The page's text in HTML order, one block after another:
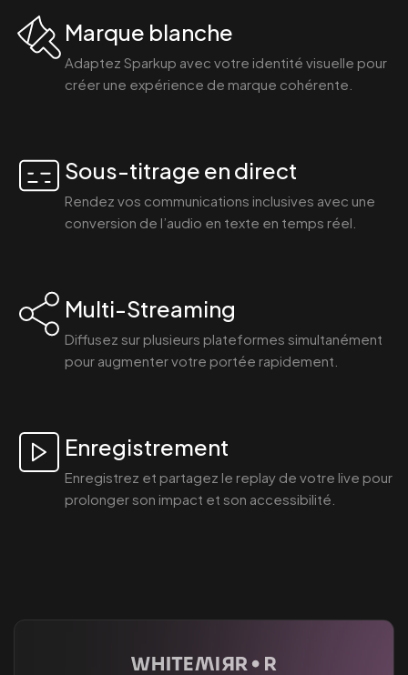
Marque blanche
Adaptez Sparkup avec votre identité visuelle pour
créer une expérience de marque cohérente.
Sous-titrage en direct
Rendez vos communications inclusives avec une
conversion de l’audio en texte en temps réel.
Multi-Streaming
Diffusez sur plusieurs plateformes simultanément
pour augmenter votre portée rapidement.
Enregistrement
Enregistrez et partagez le replay de votre live pour
prolonger son impact et son accessibilité.